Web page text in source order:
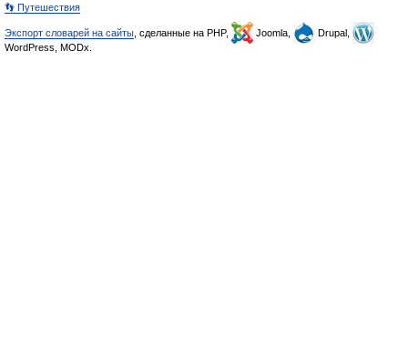
👣 Путешествия
Экспорт словарей на сайты , сделанные на PHP, Joomla,
Drupal,
WordPress, MODx.